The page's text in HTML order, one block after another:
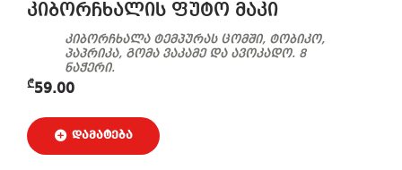
კიბორჩხალის ფუტო მაკი
კიბორჩხალა ტემპურას ცომში, ტობიკო,
პაპრიკა, გომა ვაკამე და ავოკადო. 8
ნაჭერი.
პორციაში შედის სოიოს სოუსი,
₾59.00